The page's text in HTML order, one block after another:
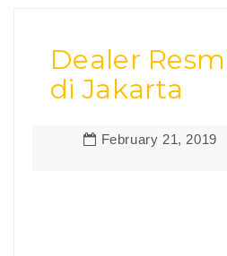
Dealer
di Jakarta
February 21, 2019